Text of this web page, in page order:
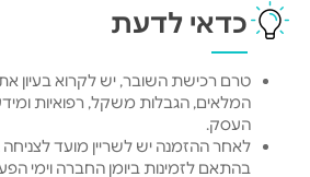
כדאי לדעת
טרם רכישת השובר, יש לקרוא בעיון
המלאים, הגבלות משקל, רפואיות
העסק.
לאחר ההזמנה יש לשריין מועד
בהתאם לזמינות ביומן החברה וימי